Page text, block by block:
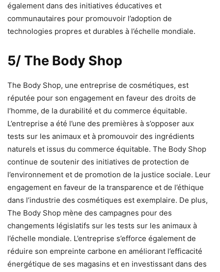
également dans des initiatives éducatives et
communautaires pour promouvoir l’adoption de
technologies propres et durables à l’échelle mondiale.
5/ The Body Shop
The Body Shop, une entreprise de cosmétiques, est
réputée pour son engagement en faveur des droits de
l’homme, de la durabilité et du commerce équitable.
L’entreprise a été l’une des premières à s’opposer aux
tests sur les animaux et à promouvoir des ingrédients
naturels et issus du commerce équitable. The Body Shop
continue de soutenir des initiatives de protection de
l’environnement et de promotion de la justice sociale. Leur
engagement en faveur de la transparence et de l’éthique
dans l’industrie des cosmétiques est exemplaire. De plus,
The Body Shop mène des campagnes pour des
changements législatifs sur les tests sur les animaux à
l’échelle mondiale. L’entreprise s’efforce également de
réduire son empreinte carbone en améliorant l’efficacité
énergétique de ses magasins et en investissant dans des